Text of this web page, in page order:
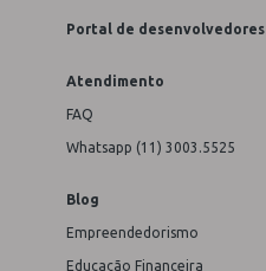
Portal de desenvolvedores
Atendimento
FAQ
Whatsapp (11) 3003.5525
Blog
Empreendedorismo
Educação Financeira